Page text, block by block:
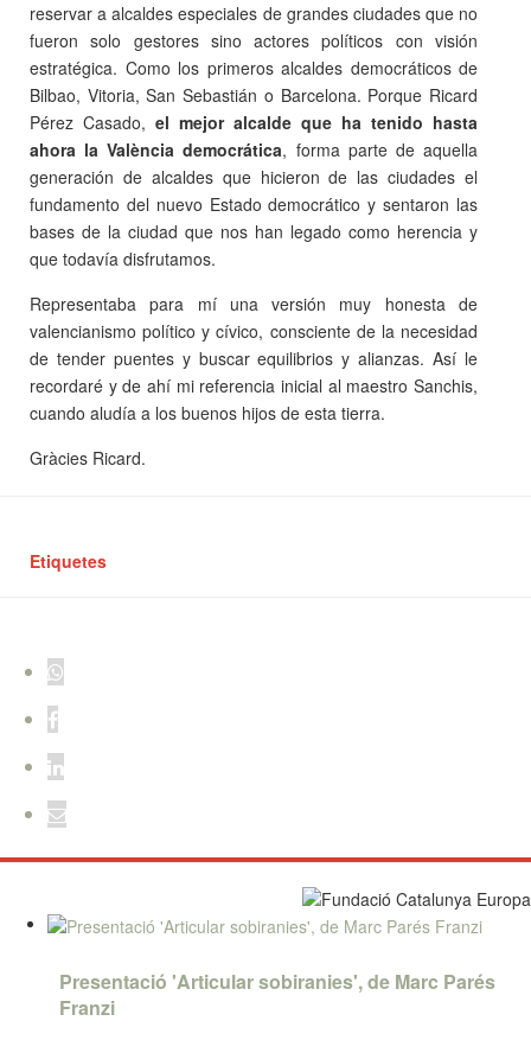
reservar a alcaldes especiales de grandes ciudades que no
fueron solo gestores sino actores políticos con visión
estratégica. Como los primeros alcaldes democráticos de
Bilbao, Vitoria, San Sebastián o Barcelona. Porque Ricard
Pérez Casado, el mejor alcalde que ha tenido hasta
ahora la València democrática, forma parte de aquella
generación de alcaldes que hicieron de las ciudades el
fundamento del nuevo Estado democrático y sentaron las
bases de la ciudad que nos han legado como herencia y
que todavía disfrutamos.
Representaba para mí una versión muy honesta de
valencianismo político y cívico, consciente de la necesidad
de tender puentes y buscar equilibrios y alianzas. Así le
recordaré y de ahí mi referencia inicial al maestro Sanchis,
cuando aludía a los buenos hijos de esta tierra.
Gràcies Ricard.
Etiquetes
Presentació 'Articular sobiranies', de Marc Parés
Franzi